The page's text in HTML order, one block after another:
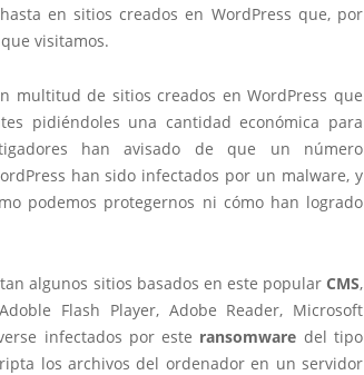
en sitios creados en WordPress que, por
visitamos.
multitud de sitios creados en WordPress que
pidiéndoles una cantidad económica para
han avisado de que un número
han sido infectados por un malware, y
podemos protegernos ni cómo han logrado
algunos sitios basados en este popular CMS,
Flash Player, Adobe Reader, Microsoft
infectados por este ransomware del tipo
los archivos del ordenador en un servidor